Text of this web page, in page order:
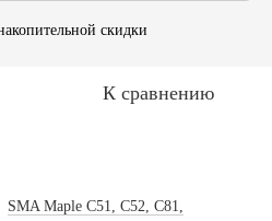
скидки
К сравнению
SMA Maple C51, C52, C81,